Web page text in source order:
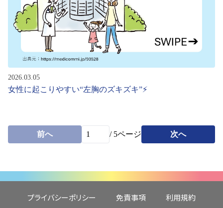
2026.03.05
女性に起こりやすい“左胸のズキズキ”⚡
前へ / 5ページ 次へ
プライバシーポリシー 免責事項
利用規約